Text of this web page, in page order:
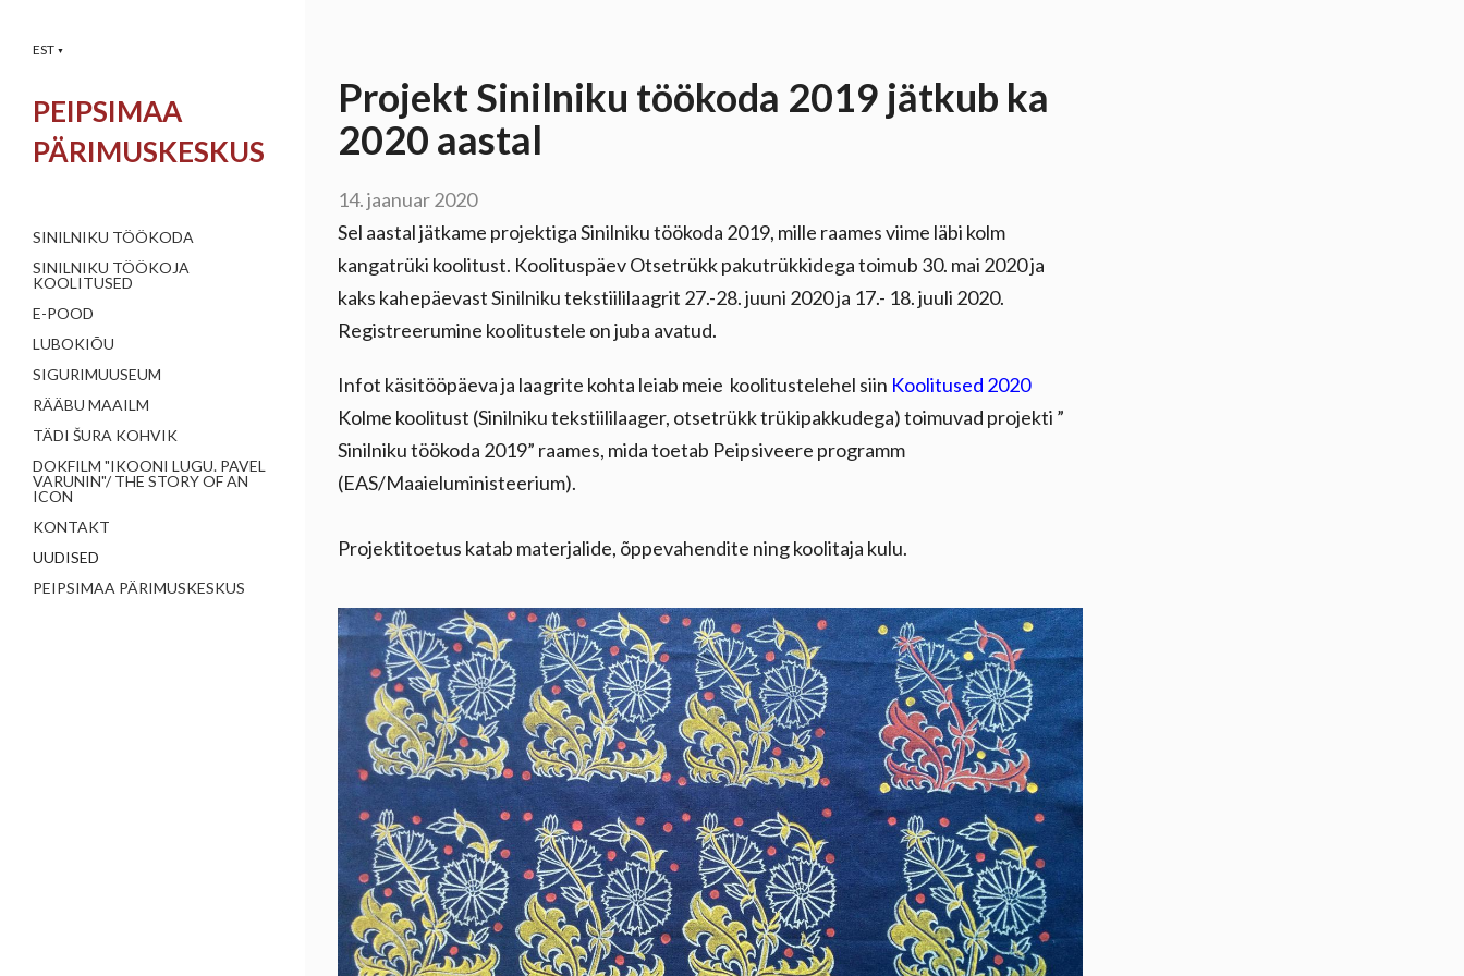
EST ▼
PEIPSIMAA
PÄRIMUSKESKUS
SINILNIKU TÖÖKODA
SINILNIKU TÖÖKOJA
KOOLITUSED
E-POOD
LUBOKIÕU
SIGURIMUUSEUM
RÄÄBU MAAILM
TÄDI ŠURA KOHVIK
DOKFILM "IKOONI LUGU. PAVEL
VARUNIN"/ THE STORY OF AN
ICON
KONTAKT
UUDISED
PEIPSIMAA PÄRIMUSKESKUS
Projekt Sinilniku töökoda 2019 jätkub ka
2020 aastal
14. jaanuar 2020
Sel aastal jätkame projektiga Sinilniku töökoda 2019, mille raames viime läbi kolm
kangatrüki koolitust. Koolituspäev Otsetrükk pakutrükkidega toimub 30. mai 2020 ja
kaks kahepäevast Sinilniku tekstiililaagrit 27.-28. juuni 2020 ja 17.- 18. juuli 2020.
Registreerumine koolitustele on juba avatud.
Infot käsitööpäeva ja laagrite kohta leiab meie koolitustelehel siin Koolitused 2020
Kolme koolitust (Sinilniku tekstiililaager, otsetrükk trükipakkudega) toimuvad projekti ”
Sinilniku töökoda 2019” raames, mida toetab Peipsiveere programm
(EAS/Maaieluministeerium).
Projektitoetus katab materjalide, õppevahendite ning koolitaja kulu.